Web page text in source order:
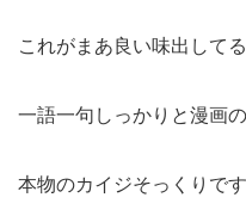
これがまあ良い味出して
一語一句しっかりと漫画
本物のカイジそっくりです